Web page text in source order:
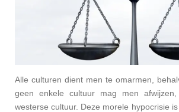
Alle culturen dient men te omarmen,
geen enkele cultuur mag men afwijzen,
westerse cultuur. Deze morele hypocrisie